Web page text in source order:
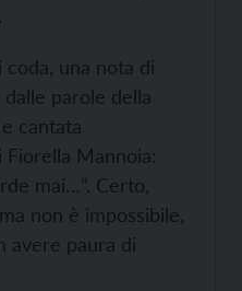
una nota di
parole della
cantata
Mannoia:
mai…”. Certo,
non è impossibile,
avere paura di